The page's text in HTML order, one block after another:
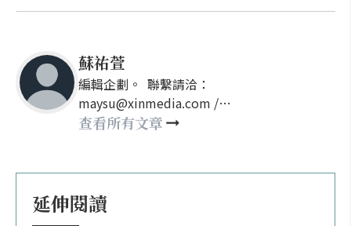
蘇祐萱
編輯企劃。 聯繫請洽：
maysu@xinmedia.com /
may860527@gmail.com
查看所有文章
延伸閱讀